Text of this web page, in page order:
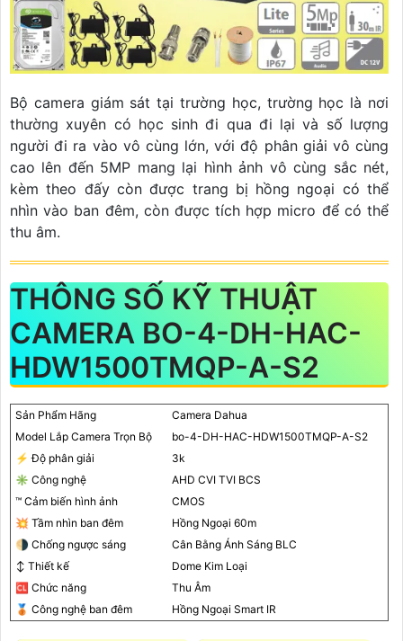
Bộ camera giám sát tại trường học, trường học là nơi
thường xuyên có học sinh đi qua đi lại và số lượng
người đi ra vào vô cùng lớn, với độ phân giải vô cùng
cao lên đến 5MP mang lại hình ảnh vô cùng sắc nét,
kèm theo đấy còn được trang bị hồng ngoại có thể
nhìn vào ban đêm, còn được tích hợp micro để có thể
thu âm.
THÔNG SỐ KỸ THUẬT
CAMERA BO-4-DH-HAC-
HDW1500TMQP-A-S2
Sản Phẩm Hãng
Camera Dahua
Model Lắp Camera Trọn Bộ
bo-4-DH-HAC-HDW1500TMQP-A-S2
️⚡ Độ phân giải
3k
✳️ Công nghệ
AHD CVI TVI BCS
™️ Cảm biến hình ảnh
CMOS
💥 Tầm nhìn ban đêm
Hồng Ngoại 60m
🌗 Chống ngược sáng
Cân Bằng Ánh Sáng BLC
↕️ Thiết kế
Dome Kim Loại
🆑 Chức năng
Thu Âm
🥉 Công nghệ ban đêm
Hồng Ngoại Smart IR